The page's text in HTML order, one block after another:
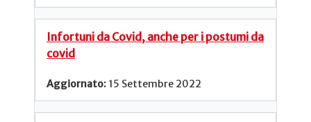
Infortuni da Covid, anche per i postumi da
covid
15 Settembre 2022